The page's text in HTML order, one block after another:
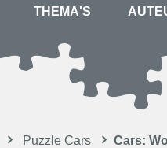
THEMA'S
Puzzle Cars Cars: